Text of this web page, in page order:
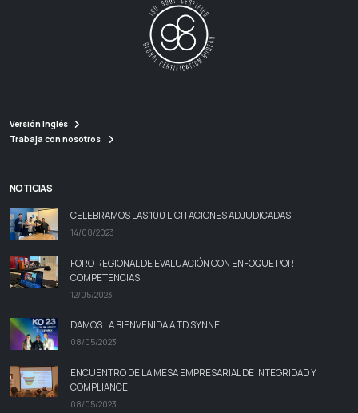
Versión Inglés
Trabaja con nosotros
NOTICIAS
CELEBRAMOS LAS 100 LICITACIONES ADJUDICADAS
14/08/2023
FORO REGIONAL DE EVALUACIÓN CON ENFOQUE POR
COMPETENCIAS
12/05/2023
DAMOS LA BIENVENIDA A TD SYNNE
08/05/2023
ENCUENTRO DE LA MESA EMPRESARIAL DE INTEGRIDAD Y
COMPLIANCE
08/05/2023